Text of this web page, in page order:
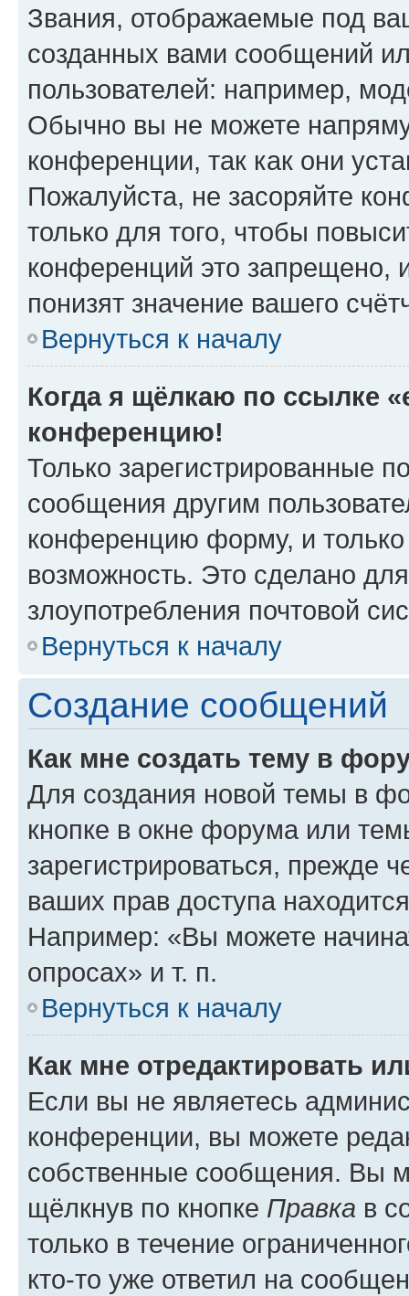
Звания, отображаемые под
созданных вами сообщений
пользователей: например,
Обычно вы не можете
конференции, так как они
Пожалуйста, не засоряйте
только для того, чтобы
конференций это запрещено,
понизят значение вашего
Вернуться к началу
Когда я щёлкаю по ссылке
конференцию!
Только зарегистрированные
сообщения другим
конференцию форму, и
возможность. Это сделано
злоупотребления почтовой
Вернуться к началу
Создание сообщений
Как мне создать тему в
Для создания новой темы в
кнопке в окне форума или
зарегистрироваться, прежде
ваших прав доступа
Например: «Вы можете
опросах» и т. п.
Вернуться к началу
Как мне отредактировать
Если вы не являетесь
конференции, вы можете
собственные сообщения. Вы
щёлкнув по кнопке Правка в
только в течение
кто-то уже ответил на